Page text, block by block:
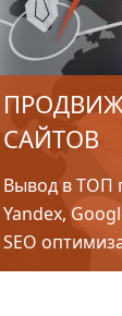
САЙТОВ
Вывод в ТОП
Yandex,
SEO